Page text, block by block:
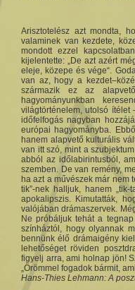
Arisztotelész azt mondta,
valaminek van kezdete,
mondott ezzel
kijelentette: „De azt azért
eleje, közepe és vége“.
van az, hogy a
származik ez az
hagyományunkban
világtörténelem, utolsó ítélet
időfelfogás nagyban
európai hagyományba.
hanem alapvető kulturális
van itt szó, mint a
abból az időlabirintusból,
szemben. De van remény,
ha azt a művészek már nem
tik”-nek halljuk, hanem
apokalipszis. Kimutatták,
valójában drámaszervek.
Ne próbáljuk tehát a
színháztól, hogy olyannak
bennünk élő drámaigény
lehetőséget röviden
figyelj arra, ami holnap jön!
„Örömmel fogadok bármit,
Hans-Thies Lehmann: A